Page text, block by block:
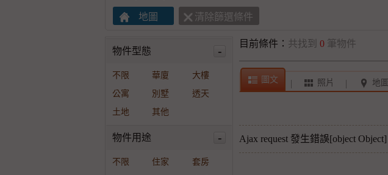
物件型態 -
不限 華廈
大樓
公寓
別墅
透天
土地
其他
物件用途 -
不限 住家
套房
目前條件： 共找到 0 筆物件
圖文 照片 地圖
Ajax request 發生錯誤[object Object]